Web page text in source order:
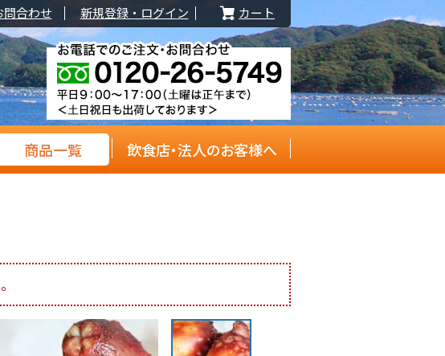
問合わせ 新規登録・ログイン カート
商品一覧 飲食店・法人のお客様へ